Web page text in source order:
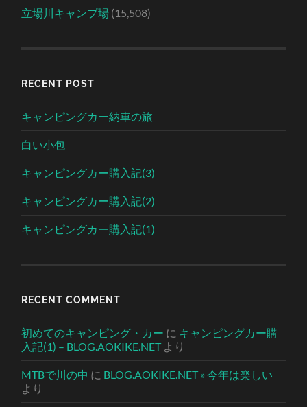
立場川キャンプ場 (15,508)
RECENT POST
キャンピングカー納車の旅
白い小包
キャンピングカー購入記(3)
キャンピングカー購入記(2)
キャンピングカー購入記(1)
RECENT COMMENT
初めてのキャンピング・カー に キャンピングカー購
入記(1) – BLOG.AOKIKE.NETより
MTBで川の中 に BLOG.AOKIKE.NET » 今年は楽しい
より